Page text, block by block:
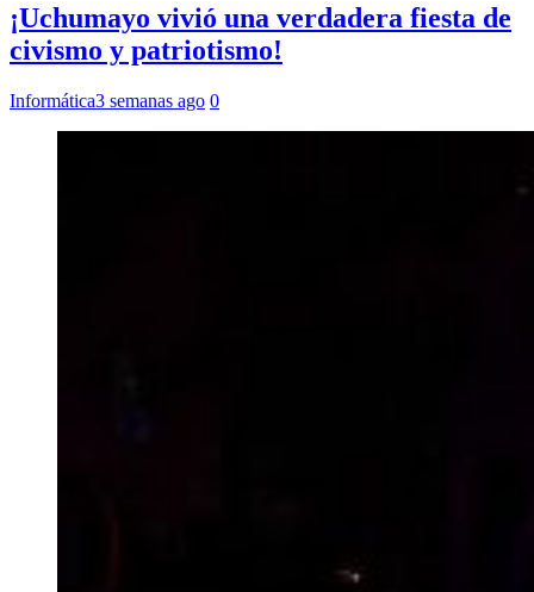
¡Uchumayo vivió una verdadera fiesta de
civismo y patriotismo!
Informática3 semanas ago 0